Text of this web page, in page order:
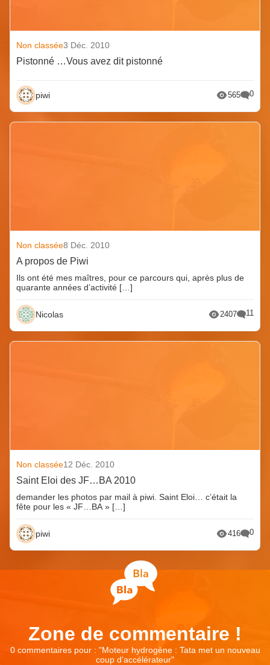
Non classée3 Déc. 2010
Pistonné …Vous avez dit pistonné
piwi 565 0
Non classée8 Déc. 2010
A propos de Piwi
Ils ont été mes maîtres, pour ce parcours qui, après plus de
quarante années d’activité […]
Nicolas 2407 11
Non classée12 Déc. 2010
Saint Eloi des JF…BA 2010
demander les photos par mail à piwi. Saint Eloi… c’était la
fête pour les « JF…BA » […]
piwi 416 0
Zone de commentaire !
0 commentaires pour : "Moteur hydrogène : Tata met un nouveau
coup d’accélérateur"